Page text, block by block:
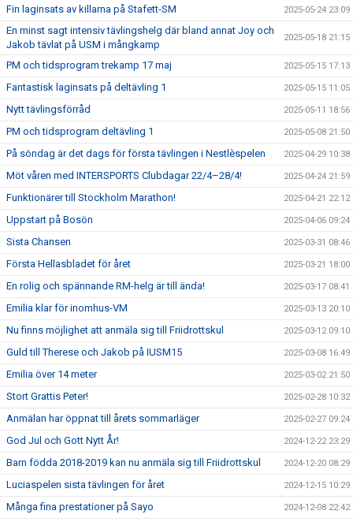
Fin laginsats av killarna på Stafett-SM 2025-05-24 23:09
En minst sagt intensiv tävlingshelg där bland annat Joy och
Jakob tävlat på USM i mångkamp
2025-05-18 21:15
PM och tidsprogram trekamp 17 maj 2025-05-15 17:13
Fantastisk laginsats på deltävling 1 2025-05-15 11:05
Nytt tävlingsförråd 2025-05-11 18:56
PM och tidsprogram deltävling 1 2025-05-08 21:50
På söndag är det dags för första tävlingen i Nestlèspelen 2025-04-29 10:38
Möt våren med INTERSPORTS Clubdagar 22/4–28/4! 2025-04-24 21:59
Funktionärer till Stockholm Marathon! 2025-04-21 22:12
Uppstart på Bosön 2025-04-06 09:24
Sista Chansen 2025-03-31 08:46
Första Hellasbladet för året 2025-03-21 18:00
En rolig och spännande RM-helg är till ända! 2025-03-17 08:41
Emilia klar för inomhus-VM 2025-03-13 20:10
Nu finns möjlighet att anmäla sig till Friidrottskul 2025-03-12 09:10
Guld till Therese och Jakob på IUSM15 2025-03-08 16:49
Emilia över 14 meter 2025-03-02 21:50
Stort Grattis Peter! 2025-02-28 10:32
Anmälan har öppnat till årets sommarläger 2025-02-27 09:24
God Jul och Gott Nytt År! 2024-12-22 23:29
Barn födda 2018-2019 kan nu anmäla sig till Friidrottskul 2024-12-20 08:29
Luciaspelen sista tävlingen för året 2024-12-15 10:29
Många fina prestationer på Sayo 2024-12-08 22:42